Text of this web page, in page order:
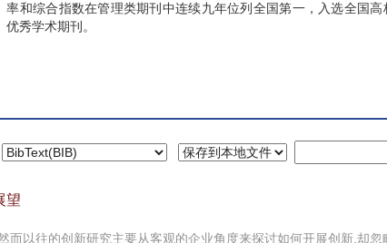
率和综合指数在管理类期刊中连续九年位列全国第一，入选全国
优秀学术期刊。
望
而以往的创新研究主要从客观的企业角度来探讨如何开展创新,却